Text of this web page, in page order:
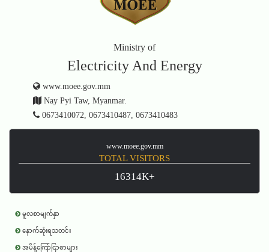
Ministry of
Electricity And Energy
www.moee.gov.mm
Nay Pyi Taw, Myanmar.
0673410072, 0673410487, 0673410483
www.moee.gov.mm
TOTAL VISITORS
16314K+
မူလစာမျက်နှာ
နောက်ဆုံးရသတင်း
အမိန့်ကြော်ငြာစာများ